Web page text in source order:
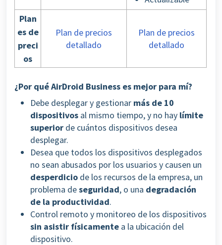
Plan
es de
preci
os
Plan de precios
detallado
Plan de precios
detallado
¿Por qué AirDroid Business es mejor para mí?
Debe desplegar y gestionar más de 10
dispositivos al mismo tiempo, y no hay límite
superior de cuántos dispositivos desea
desplegar.
Desea que todos los dispositivos desplegados
no sean abusados por los usuarios y causen un
desperdicio de los recursos de la empresa, un
problema deseguridad, o una degradación
de la productividad.
Control remoto y monitoreo de los dispositivos
sin asistir físicamente a la ubicación del
dispositivo.